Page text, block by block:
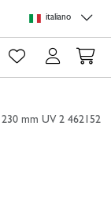
italiano
0
mm UV 2 462152